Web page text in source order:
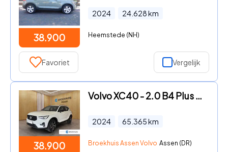
38.900
2024 24.628km
Heemstede (NH)
Favoriet Vergelijk
38.900
Volvo XC40 - 2.0 B4 Plus Dark | BLIS | Carplay | Keyless start / entry |
2024 65.365km
Broekhuis Assen Volvo Assen (DR)